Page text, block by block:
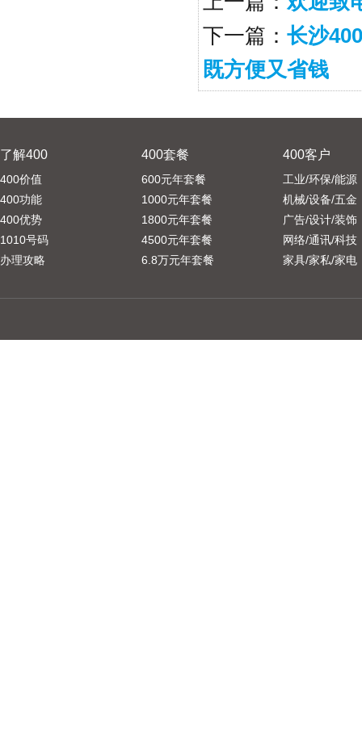
下一篇： 长沙
既方便又省钱
了解400
400价值
400功能
400优势
1010号码
办理攻略
400套餐
600元年套餐
1000元年套餐
1800元年套餐
4500元年套餐
6.8万元年套餐
400客户
工业/环保/能源
机械/设备/五金
广告/设计/装饰
网络/通讯/科技
家具/家私/家电